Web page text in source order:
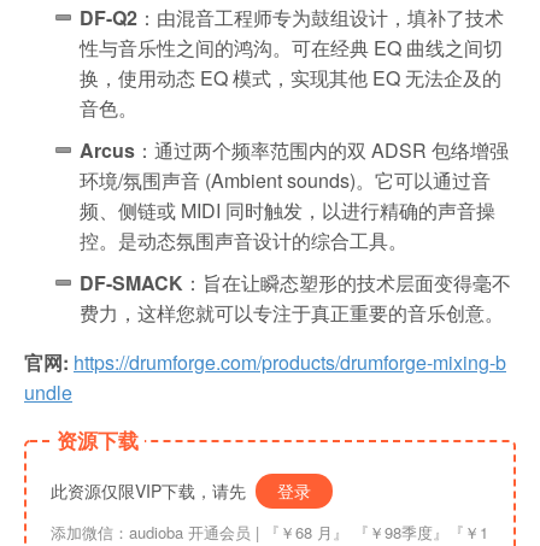
DF-Q2 ：由混音工程师专为鼓组设计，填补了技术
性与音乐性之间的鸿沟。可在经典 EQ 曲线之间切
换，使用动态 EQ 模式，实现其他 EQ 无法企及的
音色。
Arcus ：通过两个频率范围内的双 ADSR 包络增强
环境/氛围声音 (Ambient sounds)。它可以通过音
频、侧链或 MIDI 同时触发，以进行精确的声音操
控。是动态氛围声音设计的综合工具。
DF-SMACK ：旨在让瞬态塑形的技术层面变得毫不
费力，这样您就可以专注于真正重要的音乐创意。
官网: https://drumforge.com/products/drumforge-mixing-b
undle
资源下载
此资源仅限VIP下载，请先 登录
添加微信：audioba 开通会员 | 『￥68 月』 『￥98季度』『￥1